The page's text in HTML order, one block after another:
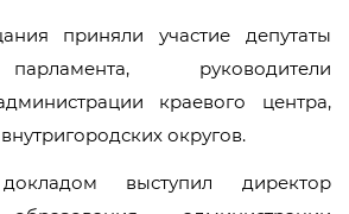
приняли участие депутаты
руководители
краевого центра,
округов.
выступил директор